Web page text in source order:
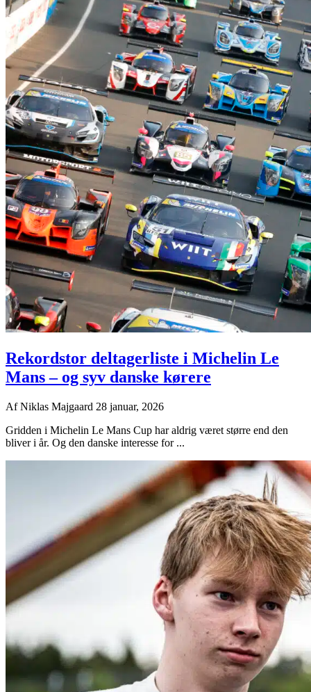
Rekordstor deltagerliste i Michelin Le
Mans – og syv danske kørere
AfNiklas Majgaard 28 januar, 2026
Gridden i Michelin Le Mans Cup har aldrig været større end den
bliver i år. Og den danske interesse for ...